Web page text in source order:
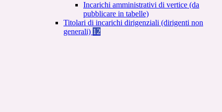
Incarichi amministrativi di vertice (da
pubblicare in tabelle)
Titolari di incarichi dirigenziali (dirigenti non
generali) 12